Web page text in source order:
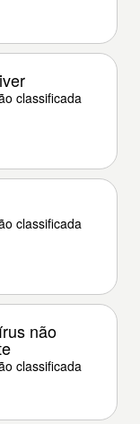
classificada
classificada
não
classificada